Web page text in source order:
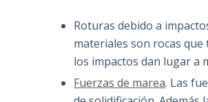
Roturas debido a
materiales son rocas
los impactos dan lugar a
Fuerzas de marea. Las